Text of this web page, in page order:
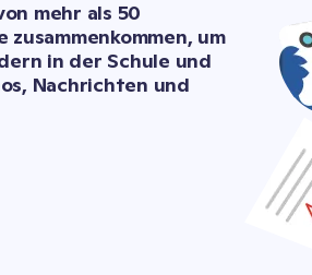
mehr als 50
um
in der Schule und
Nachrichten und